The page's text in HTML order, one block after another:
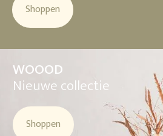
Shoppen
WOOOD
Nieuwe collectie
Shoppen